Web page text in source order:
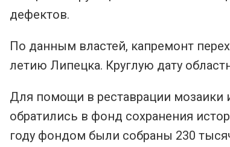
дефектов.
По данным властей, капремонт
летию Липецка. Круглую дату
Для помощи в реставрации мозаики
обратились в фонд сохранения
году фондом были собраны 230